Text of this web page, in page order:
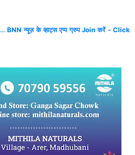
BNN न्यूज़ के व्हाट्स एप्प ग्रुप Join करें - Click